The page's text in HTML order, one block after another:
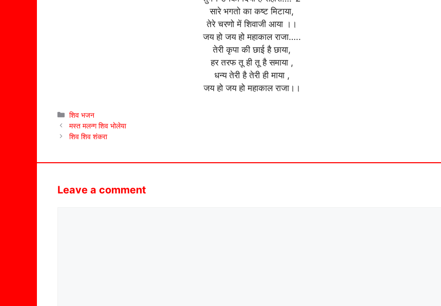
सारे भगतो का कष्ट मिटाया,
तेरे चरणो में शिवाजी आया ।।
जय हो जय हो महाकाल राजा…..
तेरी कृपा की छाई है छाया,
हर तरफ तू ही तू है समाया ,
धन्य तेरी है तेरी ही माया ,
जय हो जय हो महाकाल राजा।।
Categories
शिव भजन
मस्त मलन्ग शिव भोलेया
शिव शिव शंकरा
Leave a comment